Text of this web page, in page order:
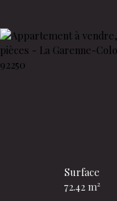
Surface
72.42 m²